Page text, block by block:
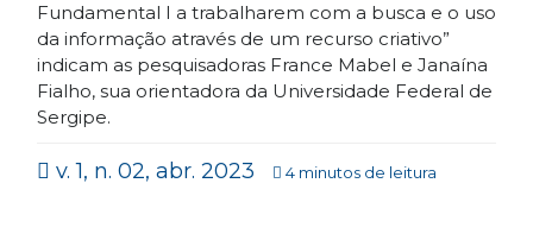
Fundamental I a trabalharem com a busca e o uso
da informação através de um recurso criativo”
indicam as pesquisadoras France Mabel e Janaína
Fialho, sua orientadora da Universidade Federal de
Sergipe.
v. 1, n. 02, abr. 2023 4 minutos de leitura